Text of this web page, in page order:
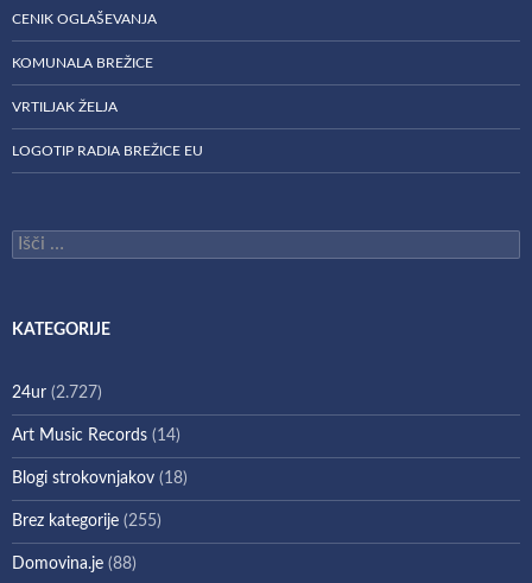
CENIK OGLAŠEVANJA
KOMUNALA BREŽICE
VRTILJAK ŽELJA
LOGOTIP RADIA BREŽICE EU
Išči:
KATEGORIJE
24ur (2.727)
Art Music Records (14)
Blogi strokovnjakov (18)
Brez kategorije (255)
Domovina.je (88)